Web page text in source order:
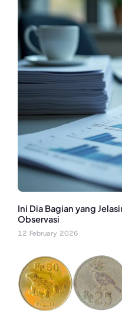
Ini Dia Bagian yang
Observasi
12 February 2026